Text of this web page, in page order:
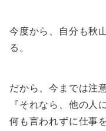
今度から、自分も秋
る。
だから、今までは注
『それなら、他の人
何も言われずに仕事